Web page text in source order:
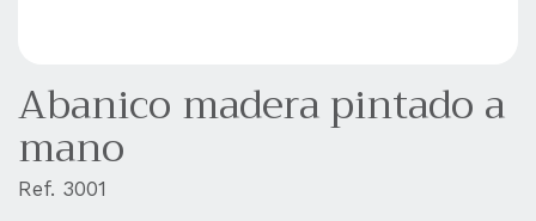
Abanico madera pintado a
mano
Ref. 3001